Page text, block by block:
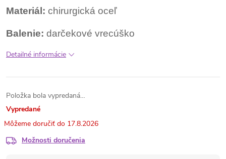
Materiál: chirurgická oceľ
Balenie: darčekové vrecúško
Detailné informácie
Položka bola vypredaná…
Vypredané
17.8.2026
Možnosti doručenia